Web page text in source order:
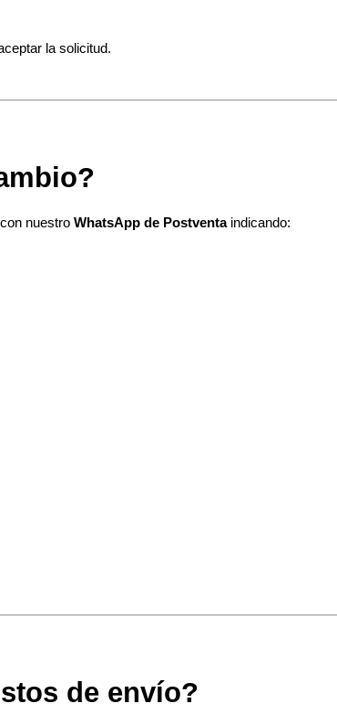
la solicitud.
nuestro WhatsApp de Postventa indicando:
de envío?